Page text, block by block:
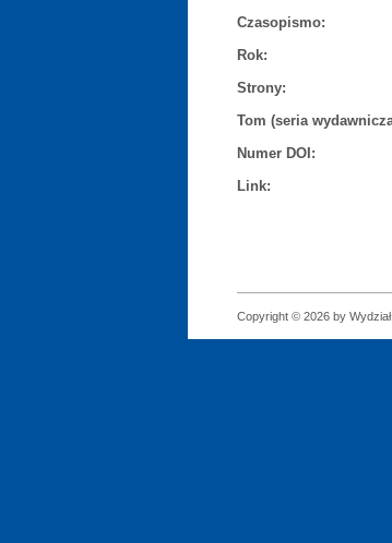
Czasopismo:
Rok:
Strony:
Tom (seria
Numer DOI:
Link:
Copyright © 2026 by